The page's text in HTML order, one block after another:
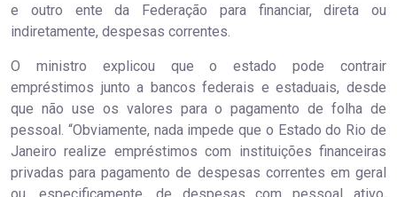
e outro ente da Federação para financiar, direta ou
indiretamente, despesas correntes.
O ministro explicou que o estado pode contrair
empréstimos junto a bancos federais e estaduais, desde
que não use os valores para o pagamento de folha de
pessoal. “Obviamente, nada impede que o Estado do Rio de
Janeiro realize empréstimos com instituições financeiras
privadas para pagamento de despesas correntes em geral